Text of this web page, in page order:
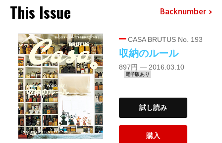
This Issue Backnumber
CASA BRUTUS No. 193
収納のルール
897円 — 2016.03.10
電子版あり
試し読み
購入